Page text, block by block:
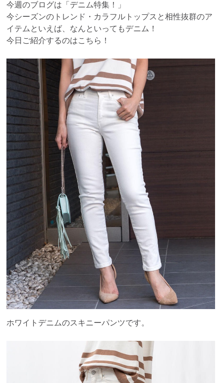
今週のブログは「デニム特集！」
今シーズンのトレンド・カラフルトップスと相性抜群のア
イテムといえば、なんといってもデニム！
今日ご紹介するのはこちら！
ホワイトデニムのスキニーパンツです。